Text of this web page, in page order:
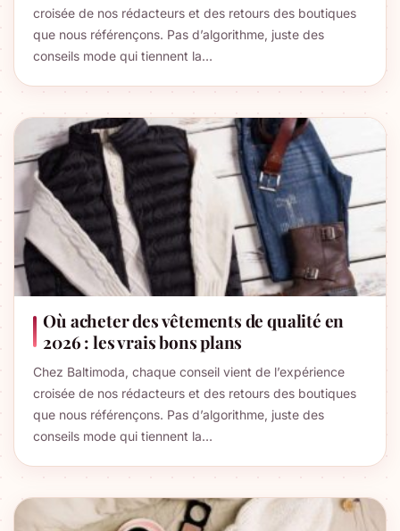
croisée de nos rédacteurs et des retours des boutiques
que nous référençons. Pas d’algorithme, juste des
conseils mode qui tiennent la…
Où acheter des vêtements de qualité en
2026 : les vrais bons plans
Chez Baltimoda, chaque conseil vient de l’expérience
croisée de nos rédacteurs et des retours des boutiques
que nous référençons. Pas d’algorithme, juste des
conseils mode qui tiennent la…